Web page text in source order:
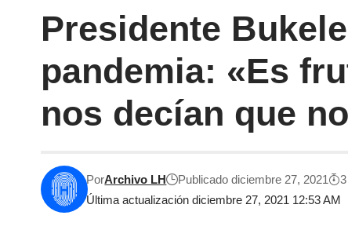
Presidente
pandemia: «Es
nos decían que
Última actualización diciembre 27, 2021 12:53 AM
PorArchivo LH Publicado diciembre 27, 2021